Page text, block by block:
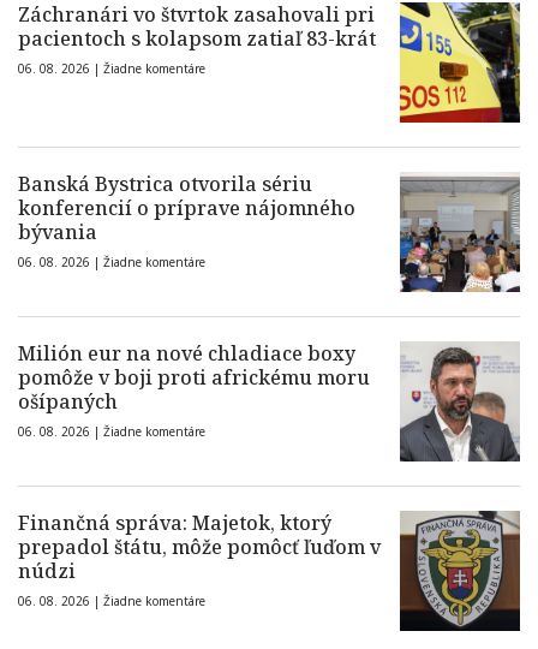
Záchranári vo štvrtok zasahovali pri
pacientoch s kolapsom zatiaľ 83-krát
06. 08. 2026 | Žiadne komentáre
Banská Bystrica otvorila sériu
konferencií o príprave nájomného
bývania
06. 08. 2026 | Žiadne komentáre
Milión eur na nové chladiace boxy
pomôže v boji proti africkému moru
ošípaných
06. 08. 2026 | Žiadne komentáre
Finančná správa: Majetok, ktorý
prepadol štátu, môže pomôcť ľuďom v
núdzi
06. 08. 2026 | Žiadne komentáre